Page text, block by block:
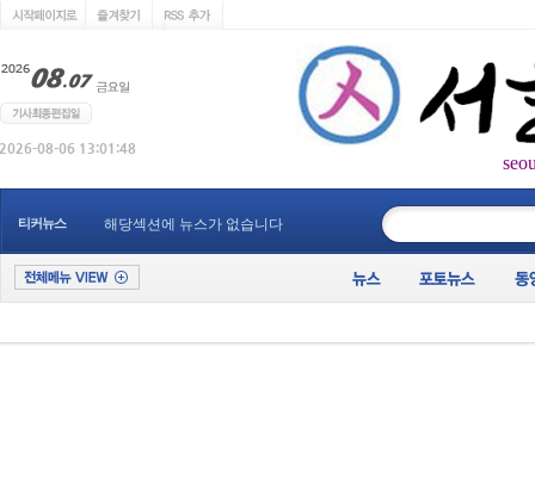
티커뉴스 해당섹션에 뉴스가 없습니다